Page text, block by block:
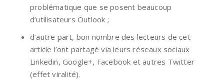
problématique que se posent beaucoup
d’utilisateurs Outlook ;
d’autre part, bon nombre des lecteurs de cet
article l’ont partagé via leurs réseaux sociaux
Linkedin, Google+, Facebook et autres Twitter
(effet viralité).